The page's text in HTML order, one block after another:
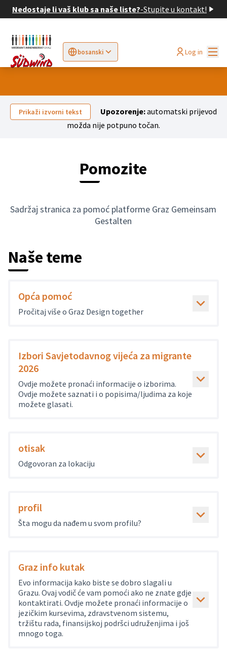
Nedostaje li vaš klub sa naše liste?-Stupite u kontakt!
bosanski
Sprache wählen Elegir el idioma
Log in
Prikaži izvorni tekst Upozorenje:automatski prijevod
možda nije potpuno točan.
Pomozite
Sadržaj stranica za pomoć platforme Graz Gemeinsam
Gestalten
Naše teme
Opća pomoć
Pročitaj više o Graz Design together
Izbori Savjetodavnog vijeća za migrante
2026
Ovdje možete pronaći informacije o izborima.
Ovdje možete saznati i o popisima/ljudima za koje
možete glasati.
otisak
Odgovoran za lokaciju
profil
Šta mogu da nađem u svom profilu?
Graz info kutak
Evo informacija kako biste se dobro slagali u
Grazu. Ovaj vodič će vam pomoći ako ne znate gdje
kontaktirati. Ovdje možete pronaći informacije o
jezičkim kursevima, zdravstvenom sistemu,
tržištu rada, finansijskoj podršci udruženjima i još
mnogo toga.